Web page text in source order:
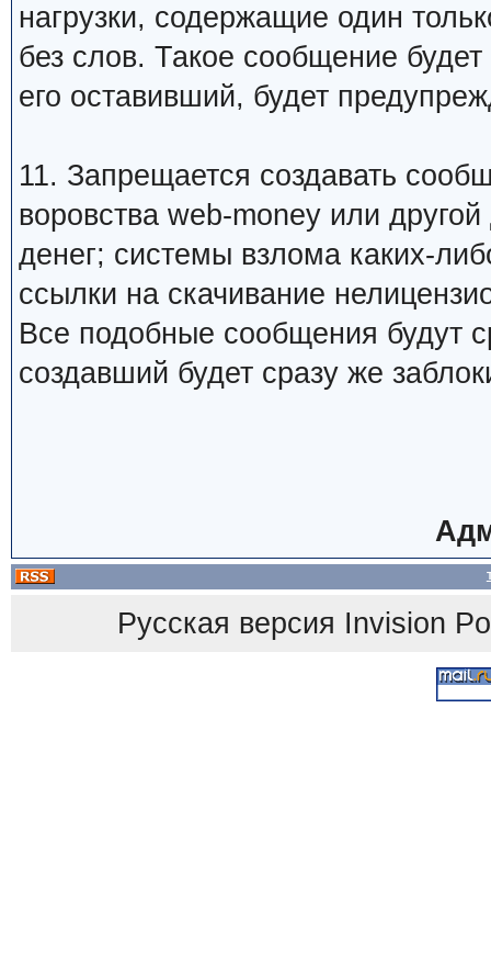
нагрузки, содержащие один
без слов. Такое сообщение
его оставивший, будет
11. Запрещается создавать
воровства web-money или
денег; системы взлома каких-
ссылки на скачивание
Все подобные сообщения будут
создавший будет сразу же
Русская версия Invision